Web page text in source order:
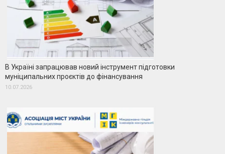
В Україні запрацював новий інструмент підготовки
муніципальних проєктів до фінансування
10.07.2026